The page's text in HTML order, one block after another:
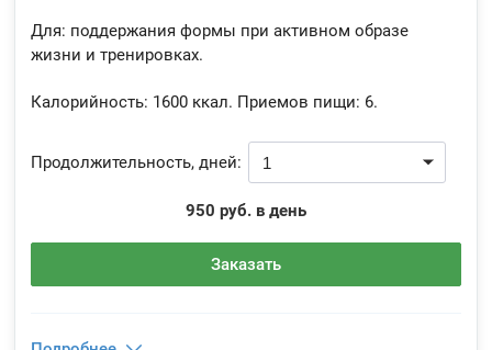
Для: поддержания формы при активном образе
жизни и тренировках.
Калорийность: 1600 ккал. Приемов пищи: 6.
Продолжительность, дней:
950 руб. в день
Заказать